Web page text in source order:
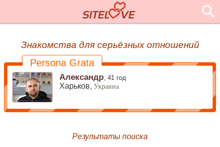
Знакомства для серьёзных отношений
Persona Grata
Александр ,41 год
Харьков,Украина
Результаты поиска